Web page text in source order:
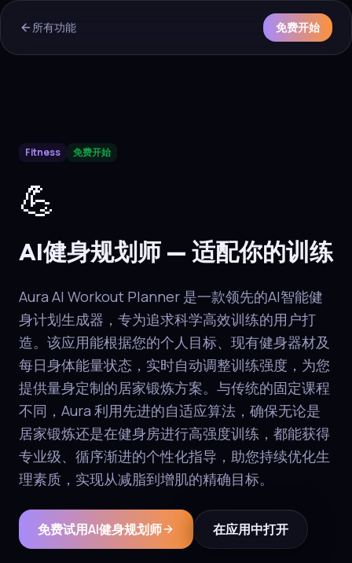
所有功能 免费开始
Aura
AI健身规划师
Fitness 免费开始
💪
AI健身规划师 — 适配你的训练
Aura AI Workout Planner 是一款领先的AI智能健
身计划生成器，专为追求科学高效训练的用户打
造。该应用能根据您的个人目标、现有健身器材及
每日身体能量状态，实时自动调整训练强度，为您
提供量身定制的居家锻炼方案。与传统的固定课程
不同，Aura 利用先进的自适应算法，确保无论是
居家锻炼还是在健身房进行高强度训练，都能获得
专业级、循序渐进的个性化指导，助您持续优化生
理素质，实现从减脂到增肌的精确目标。
免费试用AI健身规划师 在应用中打开